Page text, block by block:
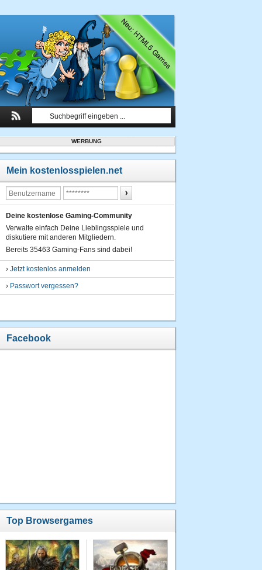
WERBUNG
Mein kostenlosspielen.net
Deine kostenlose Gaming-Community
Verwalte einfach Deine Lieblingsspiele und
diskutiere mit anderen Mitgliedern.
Bereits 35463 Gaming-Fans sind dabei!
› Jetzt kostenlos anmelden
› Passwort vergessen?
Facebook
Top Browsergames